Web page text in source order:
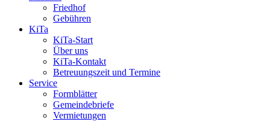
Friedhof
Gebühren
KiTa
KiTa-Start
Über uns
KiTa-Kontakt
Betreuungszeit und Termine
Service
Formblätter
Gemeindebriefe
Vermietungen